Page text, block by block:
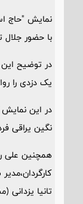
با حضور جلال
در توضیح
یک دزدی را
نگین یراقی
همچنین علی
تانیا